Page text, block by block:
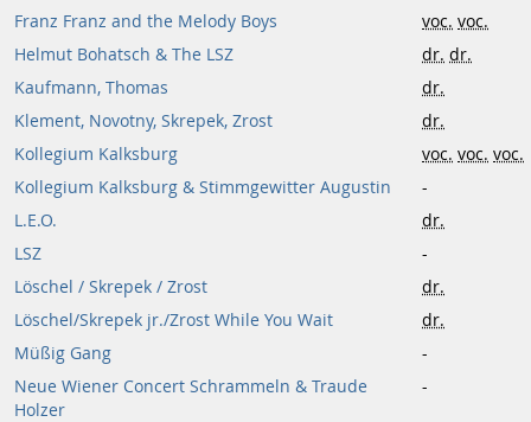
Franz Franz and the Melody Boys
voc. voc.
Helmut Bohatsch & The LSZ
dr. dr.
Kaufmann, Thomas
dr.
Klement, Novotny, Skrepek, Zrost
dr.
Kollegium Kalksburg
voc. voc. voc.
Kollegium Kalksburg & Stimmgewitter Augustin
-
L.E.O.
dr.
LSZ
-
Löschel / Skrepek / Zrost
dr.
Löschel/Skrepek jr./Zrost While You Wait
dr.
Müßig Gang
-
Neue Wiener Concert Schrammeln & Traude
Holzer
-